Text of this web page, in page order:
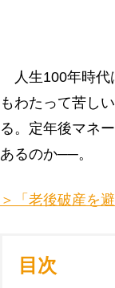
人生100年時代
もわたって苦し
る。定年後マネ
あるのか──。
＞「老後破産を
目次